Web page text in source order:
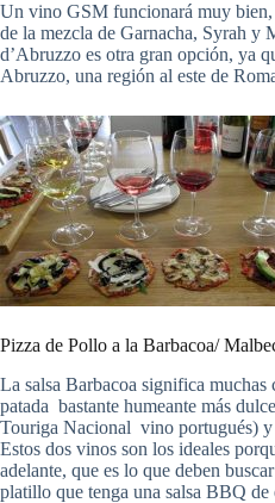
Un vino GSM funcionará muy
de la mezcla de Garnacha, Syrah y
d’Abruzzo es otra gran opción, ya
Abruzzo, una región al este de
Pizza de Pollo a la Barbacoa/
La salsa Barbacoa significa muchas
patada bastante humeante más
Touriga Nacional vino portugués)
Estos dos vinos son los ideales
adelante, que es lo que deben
platillo que tenga una salsa BBQ de